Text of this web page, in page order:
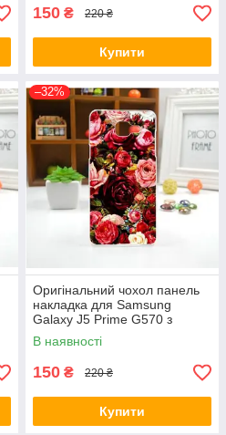
150 ₴ 220 ₴
Купити
–32%
Оригінальний чохол панель
накладка для Samsung
Galaxy J5 Prime G570 з
картинкою Троянди
В наявності
150 ₴ 220 ₴
Купити